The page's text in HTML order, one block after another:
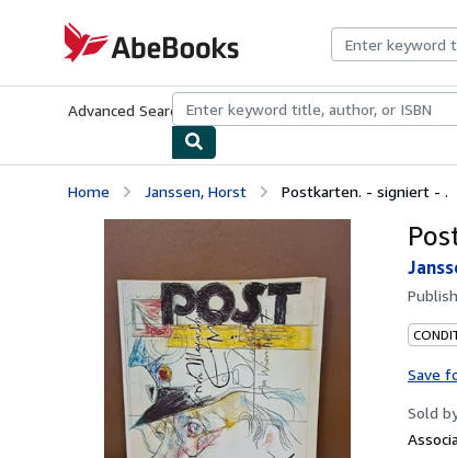
AbeBooks.com
Advanced Search Browse CollectionsRare BooksArt &
Home Janssen, Horst Postkarten. - signiert - .
Save
Sold